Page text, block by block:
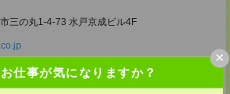
仕事が気になりますか？
×
三の丸1-4-73 水戸京成ビル4F
※電話受付時間⇒9:30-21:00